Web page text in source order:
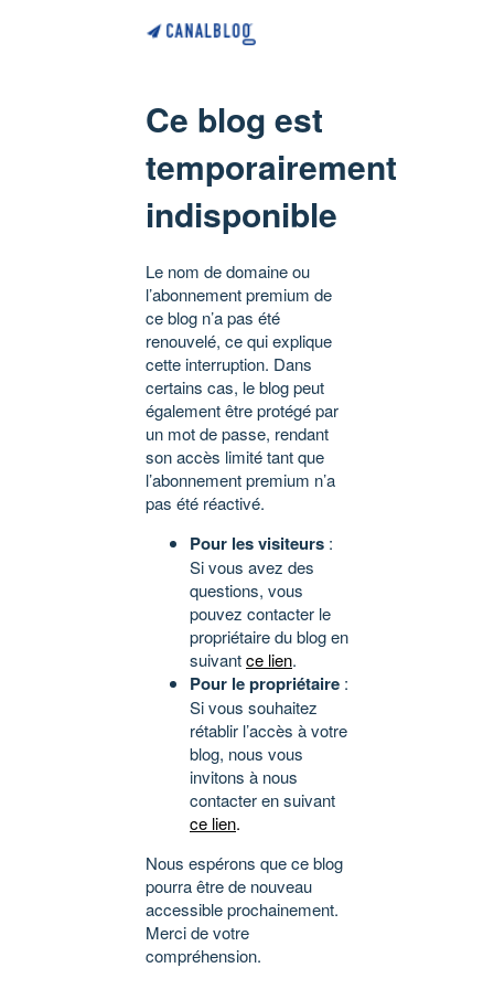
Ce blog est
temporairement
indisponible
Le nom de domaine ou
l’abonnement premium de
ce blog n’a pas été
renouvelé, ce qui explique
cette interruption. Dans
certains cas, le blog peut
également être protégé par
un mot de passe, rendant
son accès limité tant que
l’abonnement premium n’a
pas été réactivé.
Pour les visiteurs :
Si vous avez des
questions, vous
pouvez contacter le
propriétaire du blog en
suivantce lien.
Pour le propriétaire :
Si vous souhaitez
rétablir l’accès à votre
blog, nous vous
invitons à nous
contacter en suivant
ce lien.
Nous espérons que ce blog
pourra être de nouveau
accessible prochainement.
Merci de votre
compréhension.